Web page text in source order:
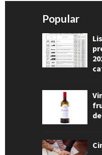
Popular